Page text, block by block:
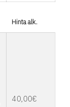
Hinta alk.
40,00€